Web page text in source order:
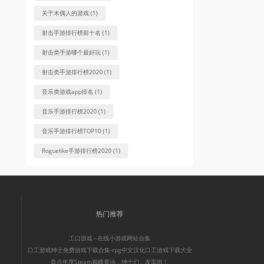
关于木偶人的游戏 (1)
射击手游排行榜前十名 (1)
射击类手游哪个最好玩 (1)
射击类手游排行榜2020 (1)
音乐类游戏app排名 (1)
音乐手游排行榜2020 (1)
音乐手游排行榜TOP10 (1)
Roguelike手游排行榜2020 (1)
热门推荐
工口游戏 - 在线小游戏网站合集
口工游戏绅士免费游戏下载合集-rpg中文汉化口工游戏下载大全
盘点年度Steam巅峰黄油，绅士们，发车啦！